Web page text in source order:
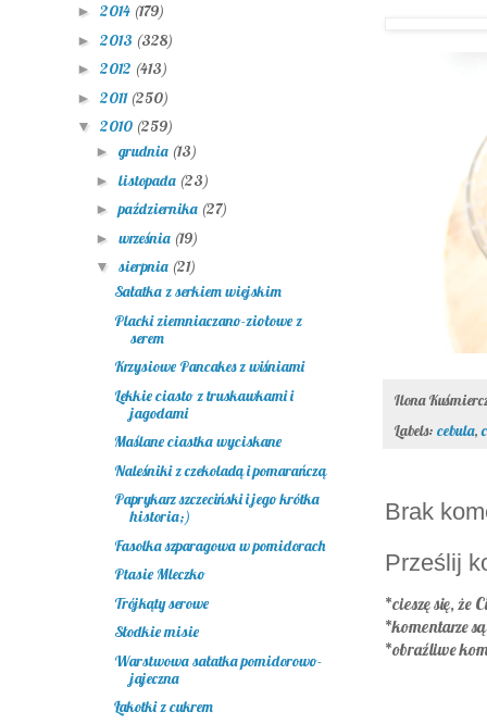
Ilona
Labels: cebula,
Brak
Prześlij
*cieszę się, że
*komentarze
*obraźliwe
► 2014 (179)
► 2013 (328)
► 2012 (413)
► 2011 (250)
▼ 2010 (259)
► grudnia (13)
► listopada (23)
►października (27)
► września (19)
▼ sierpnia (21)
Sałatka z serkiem wiejskim
Placki ziemniaczano-ziołowe z
serem
Krzysiowe Pancakes z wiśniami
Lekkie ciasto z truskawkami i
jagodami
Maślane ciastka wyciskane
Naleśniki z czekoladą i pomarańczą
Paprykarz szczeciński i jego krótka
historia;)
Fasolka szparagowa w pomidorach
Ptasie Mleczko
Trójkąty serowe
Słodkie misie
Warstwowa sałatka pomidorowo-
jajeczna
Łakotki z cukrem